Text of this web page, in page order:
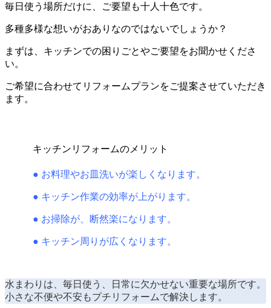
毎日使う場所だけに、ご要望も十人十色です。
多種多様な想いがおありなのではないでしょうか？
まずは、キッチンでの困りごとやご要望をお聞かせくださ
い。
ご希望に合わせてリフォームプランをご提案させていただき
ます。
キッチンリフォームのメリット
● お料理やお皿洗いが楽しくなります。
● キッチン作業の効率が上がります。
● お掃除が、断然楽になります。
● キッチン周りが広くなります。
水まわりは、毎日使う、日常に欠かせない重要な場所です。
小さな不便や不安もプチリフォームで解決します。